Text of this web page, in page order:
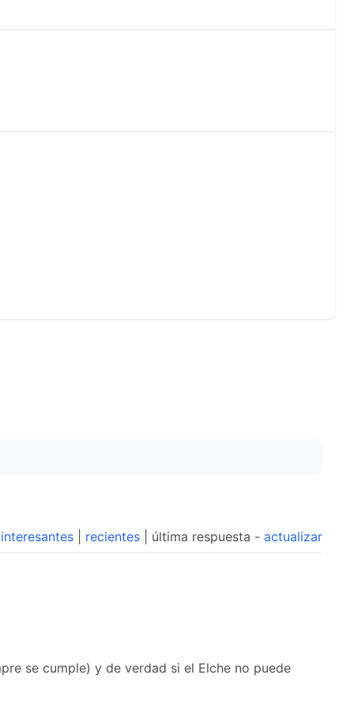
interesantes recientes | última respuesta - actualizar
se cumple) y de verdad si el Elche no puede